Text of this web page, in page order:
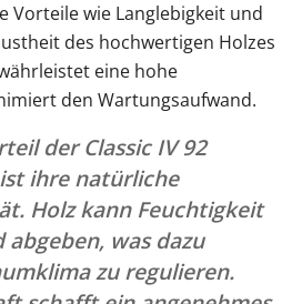
Vorteile wie Langlebigkeit und
des hochwertigen Holzes
eine hohe
den Wartungsaufwand.
der Classic IV 92
ihre natürliche
Holz kann Feuchtigkeit
was dazu
zu regulieren.